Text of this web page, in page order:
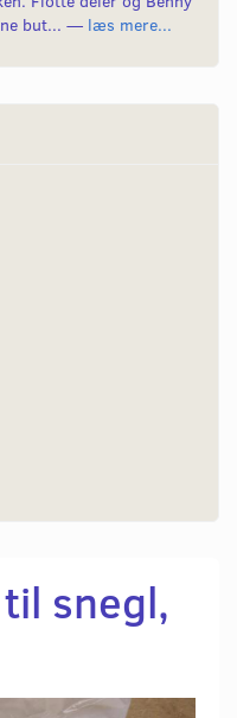
but... — læs mere...
snegl,